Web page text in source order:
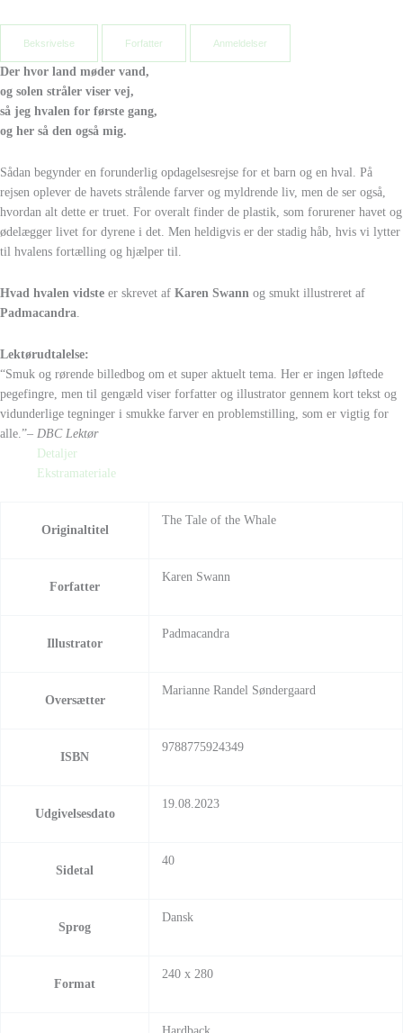
Beksrivelse Forfatter Anmeldelser
Der hvor land møder vand,
og solen stråler viser vej,
så jeg hvalen for første gang,
og her så den også mig.
Sådan begynder en forunderlig opdagelsesrejse for et barn og en hval. På
rejsen oplever de havets strålende farver og myldrende liv, men de ser også,
hvordan alt dette er truet. For overalt finder de plastik, som forurener havet og
ødelægger livet for dyrene i det. Men heldigvis er der stadig håb, hvis vi lytter
til hvalens fortælling og hjælper til.
Hvad hvalen vidste er skrevet af Karen Swann og smukt illustreret af
Padmacandra
Lektørudtalelse:
“Smuk og rørende billedbog om et super aktuelt tema. Her er ingen løftede
pegefingre, men til gengæld viser forfatter og illustrator gennem kort tekst og
vidunderlige tegninger i smukke farver en problemstilling, som er vigtig for
alle.”– DBC Lektør
Detaljer
Ekstramateriale
Originaltitel
The Tale of the Whale
Forfatter
Karen Swann
Illustrator
Padmacandra
Oversætter
Marianne Randel Søndergaard
ISBN
9788775924349
Udgivelsesdato
19.08.2023
Sidetal
40
Sprog
Dansk
Format
240 x 280